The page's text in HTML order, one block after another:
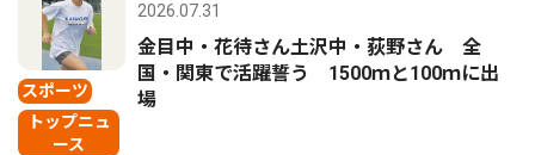
スポーツ
トップニュ
ース
2026.07.31
金目中・花待さん土沢中・荻野さん 全
国・関東で活躍誓う 1500ｍと100ｍに出
場